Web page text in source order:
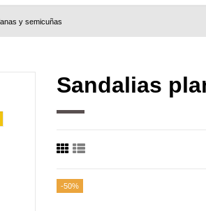
y semicuñas
Sandalias
-50%